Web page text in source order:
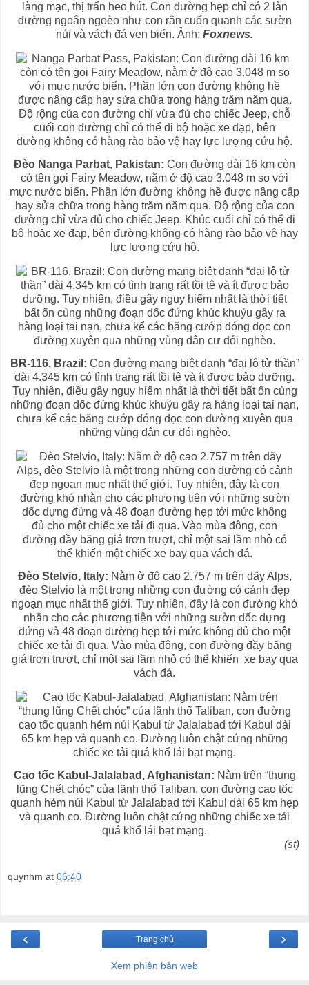
làng mạc, thị trấn heo hút. Con đường hẹp chỉ có 2 làn
đường ngoằn ngoèo như con rắn cuốn quanh các sườn
núi và vách đá ven biển. Ảnh: Foxnews.
Đèo Nanga Parbat, Pakistan: Con đường dài 16 km còn
có tên gọi Fairy Meadow, nằm ở độ cao 3.048 m so với
mực nước biển. Phần lớn đường không hề được nâng cấp
hay sửa chữa trong hàng trăm năm qua. Độ rộng của con
đường chỉ vừa đủ cho chiếc Jeep. Khúc cuối chỉ có thể đi
bộ hoặc xe đạp, bên đường không có hàng rào bảo vệ hay
lực lượng cứu hộ.
BR-116, Brazil: Con đường mang biệt danh “đại lộ tử thần”
dài 4.345 km có tình trạng rất tồi tệ và ít được bảo dưỡng.
Tuy nhiên, điều gây nguy hiểm nhất là thời tiết bất ổn cùng
những đoạn dốc đứng khúc khuỷu gây ra hàng loại tai nạn,
chưa kể các băng cướp đóng dọc con đường xuyên qua
những vùng dân cư đói nghèo.
Đèo Stelvio, Italy: Nằm ở độ cao 2.757 m trên dãy Alps,
đèo Stelvio là một trong những con đường có cảnh đẹp
ngoạn mục nhất thế giới. Tuy nhiên, đây là con đường khó
nhằn cho các phương tiện với những sườn dốc dựng
đứng và 48 đoạn đường hẹp tới mức không đủ cho một
chiếc xe tải đi qua. Vào mùa đông, con đường đầy băng
giá trơn trượt, chỉ một sai lầm nhỏ có thể khiến xe bay qua
vách đá.
Cao tốc Kabul-Jalalabad, Afghanistan: Nằm trên “thung
lũng Chết chóc” của lãnh thổ Taliban, con đường cao tốc
quanh hẻm núi Kabul từ Jalalabad tới Kabul dài 65 km hẹp
và quanh co. Đường luôn chật cứng những chiếc xe tải
quá khổ lái bạt mạng.
(st)
quynhm at 06:40
‹ ›
Trang chủ
Xem phiên bản web